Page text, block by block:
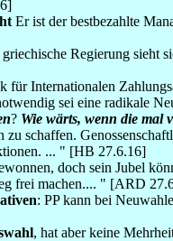
Er ist der bestbezahlte
Regierung sieht
für Internationalen
sei eine radikale
? Wie wärts, wenn die mal
zu schaffen.
... " [HB 27.6.16]
doch sein Jubel
frei machen.... " [ARD
: PP kann bei
, hat aber keine